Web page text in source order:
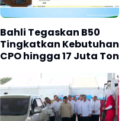
Bahli Tegaskan B50
Tingkatkan Kebutuhan
CPO hingga 17 Juta Ton